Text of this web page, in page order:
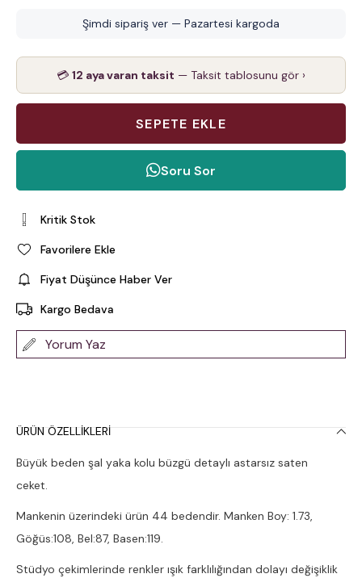
Şimdi sipariş ver — Pazartesi kargoda
💳 12 aya varan taksit — Taksit tablosunu gör ›
Soru Sor
Kritik Stok
Favorilere Ekle
Fiyat Düşünce Haber Ver
Kargo Bedava
Yorum Yaz
ÜRÜN ÖZELLIKLERI
Büyük beden şal yaka kolu büzgü detaylı astarsız saten
ceket.
Mankenin üzerindeki ürün 44 bedendir. Manken Boy: 1.73,
Göğüs:108, Bel:87, Basen:119.
Stüdyo çekimlerinde renkler ışık farklılığından dolayı değişiklik